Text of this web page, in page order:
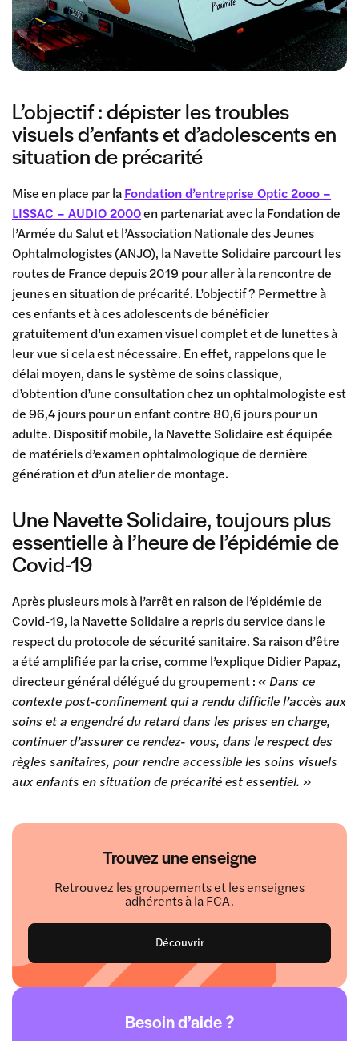
Trouvez une enseigne
Retrouvez les groupements et les enseignes
adhérents à la FCA.
Découvrir
Besoin d’aide ?
L’objectif : dépister les troubles
visuels d’enfants et d’adolescents en
situation de précarité
Mise en place par laFondation d’entreprise Optic 2ooo –
LISSAC – AUDIO 2000en partenariat avec la Fondation de
l’Armée du Salut et l’Association Nationale des Jeunes
Ophtalmologistes (ANJO), la Navette Solidaire parcourt les
routes de France depuis 2019 pour aller à la rencontre de
jeunes en situation de précarité. L’objectif ? Permettre à
ces enfants et à ces adolescents de bénéficier
gratuitement d’un examen visuel complet et de lunettes à
leur vue si cela est nécessaire. En effet, rappelons que le
délai moyen, dans le système de soins classique,
d’obtention d’une consultation chez un ophtalmologiste est
de 96,4 jours pour un enfant contre 80,6 jours pour un
adulte. Dispositif mobile, la Navette Solidaire est équipée
de matériels d’examen ophtalmologique de dernière
génération et d’un atelier de montage.
Une Navette Solidaire, toujours plus
essentielle à l’heure de l’épidémie de
Covid-19
Après plusieurs mois à l’arrêt en raison de l’épidémie de
Covid-19, la Navette Solidaire a repris du service dans le
respect du protocole de sécurité sanitaire. Sa raison d’être
a été amplifiée par la crise, comme l’explique Didier Papaz,
directeur général délégué du groupement :« Dans ce
contexte post-confinement qui a rendu difficile l’accès aux
soins et a engendré du retard dans les prises en charge,
continuer d’assurer ce rendez- vous, dans le respect des
règles sanitaires, pour rendre accessible les soins visuels
aux enfants en situation de précarité est essentiel. »